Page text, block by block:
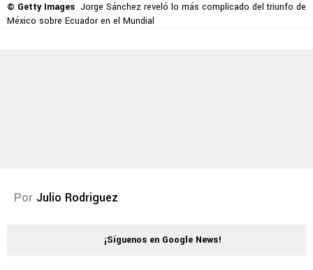
© Getty Images Jorge Sánchez reveló lo más complicado del triunfo de
México sobre Ecuador en el Mundial
Por Julio Rodriguez
¡Síguenos en Google News!